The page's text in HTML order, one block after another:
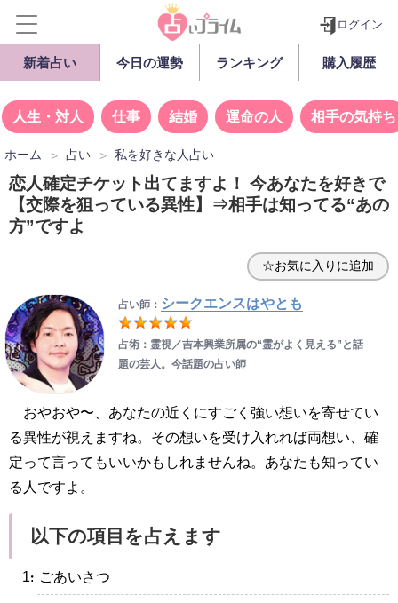
ログイン
新着占い 今日の運勢 ランキング 購入履歴
人生・対人 仕事 結婚 運命の人 相手の気持ち
ホーム 占い 私を好きな人占い
恋人確定チケット出てますよ！ 今あなたを好きで
【交際を狙っている異性】⇒相手は知ってる“あの
方”ですよ
☆お気に入りに追加
占い師： シークエンスはやとも
占術：霊視／吉本興業所属の“霊がよく見える”と話
題の芸人。今話題の占い師
おやおや〜、あなたの近くにすごく強い想いを寄せてい
る異性が視えますね。その想いを受け入れれば両想い、確
定って言ってもいいかもしれませんね。あなたも知ってい
る人ですよ。
以下の項目を占えます
・ごあいさつ